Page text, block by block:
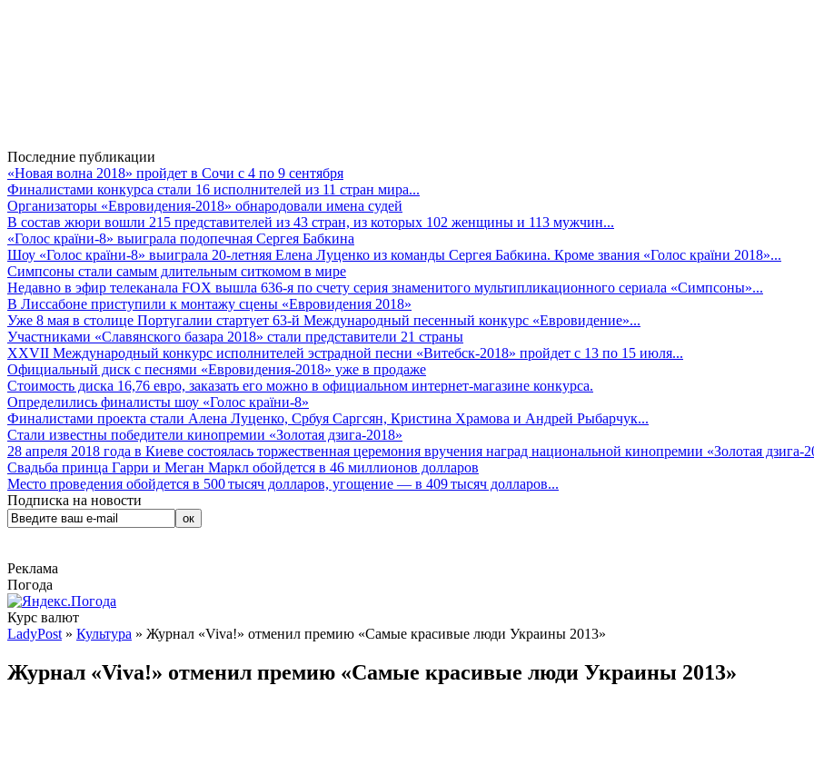
Последние публикации
«Новая волна 2018» пройдет в Сочи с 4 по 9 сентября
Финалистами конкурса стали 16 исполнителей из 11 стран мира...
Организаторы «Евровидения-2018» обнародовали имена судей
В состав жюри вошли 215 представителей из 43 стран, из которых 102 женщины и 113 мужчин...
«Голос країни-8» выиграла подопечная Сергея Бабкина
Шоу «Голос країни-8» выиграла 20-летняя Елена Луценко из команды Сергея Бабкина. Кроме звания «Голос країни 2018»...
Симпсоны стали самым длительным ситкомом в мире
Недавно в эфир телеканала FOX вышла 636-я по счету серия знаменитого мультипликационного сериала «Симпсоны»...
В Лиссабоне приступили к монтажу сцены «Евровидения 2018»
Уже 8 мая в столице Португалии стартует 63-й Международный песенный конкурс «Евровидение»...
Участниками «Славянского базара 2018» стали представители 21 страны
XXVII Международный конкурс исполнителей эстрадной песни «Витебск-2018» пройдет с 13 по 15 июля...
Официальный диск с песнями «Евровидения-2018» уже в продаже
Стоимость диска 16,76 евро, заказать его можно в официальном интернет-магазине конкурса.
Определились финалисты шоу «Голос країни-8»
Финалистами проекта стали Алена Луценко, Србуя Саргсян, Кристина Храмова и Андрей Рыбарчук...
Стали известны победители кинопремии «Золотая дзига-2018»
28 апреля 2018 года в Киеве состоялась торжественная церемония вручения наград национальной кинопремии «Золотая дзига-
Свадьба принца Гарри и Меган Маркл обойдется в 46 миллионов долларов
Место проведения обойдется в 500 тысяч долларов, угощение — в 409 тысяч долларов...
Подписка на новости
Реклама
Погода
Курс валют
LadyPost » Культура » Журнал «Viva!» отменил премию «Самые красивые люди Украины 2013»
Журнал «Viva!» отменил премию «Самые красивые люди Украины 2013»